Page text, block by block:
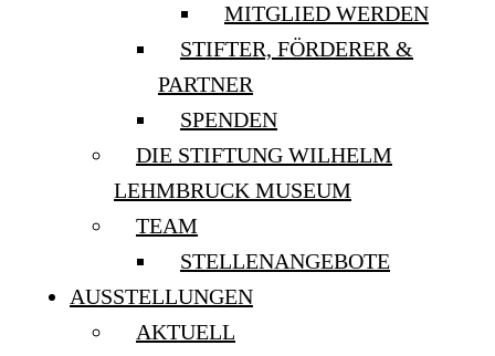
MITGLIED WERDEN
STIFTER, FÖRDERER &
PARTNER
SPENDEN
DIE STIFTUNG WILHELM
LEHMBRUCK MUSEUM
TEAM
STELLENANGEBOTE
AUSSTELLUNGEN
AKTUELL